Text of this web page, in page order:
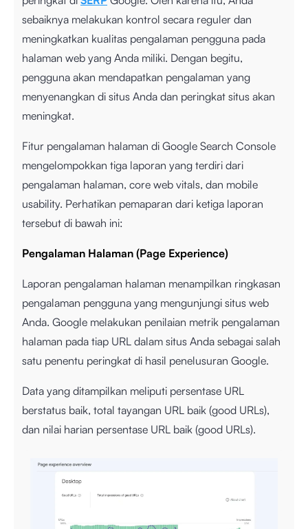
sebaiknya melakukan kontrol secara reguler dan
meningkatkan kualitas pengalaman pengguna pada
halaman web yang Anda miliki. Dengan begitu,
pengguna akan mendapatkan pengalaman yang
menyenangkan di situs Anda dan peringkat situs akan
meningkat.
Fitur pengalaman halaman di Google Search Console
mengelompokkan tiga laporan yang terdiri dari
pengalaman halaman, core web vitals, dan mobile
usability. Perhatikan pemaparan dari ketiga laporan
tersebut di bawah ini:
Pengalaman Halaman (Page Experience)
Laporan pengalaman halaman menampilkan ringkasan
pengalaman pengguna yang mengunjungi situs web
Anda. Google melakukan penilaian metrik pengalaman
halaman pada tiap URL dalam situs Anda sebagai salah
satu penentu peringkat di hasil penelusuran Google.
Data yang ditampilkan meliputi persentase URL
berstatus baik, total tayangan URL baik (good URLs),
dan nilai harian persentase URL baik (good URLs).